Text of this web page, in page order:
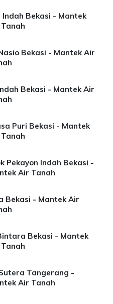
Indah Bekasi - Mantek
Bekasi - Mantek Air
Bekasi - Mantek Air
Puri Bekasi - Mantek
Pekayon Indah Bekasi -
Air Tanah
Bekasi - Mantek Air
Bekasi - Mantek
Tangerang -
Air Tanah